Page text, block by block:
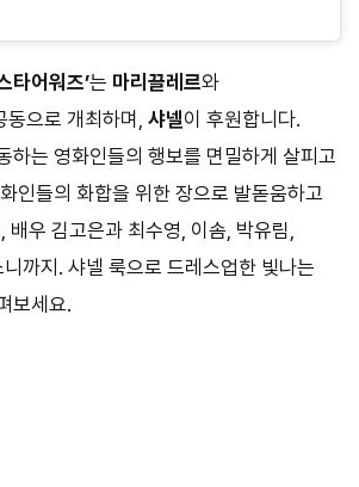
타어워즈’는 마리끌레르와
동으로 개최하며, 샤넬이 후원합니다.
하는 영화인들의 행보를 면밀하게 살피고
인들의 화합을 위한 장으로 발돋움하고
배우 김고은과 최수영, 이솜, 박유림,
까지. 샤넬 룩으로 드레스업한 빛나는
보세요.